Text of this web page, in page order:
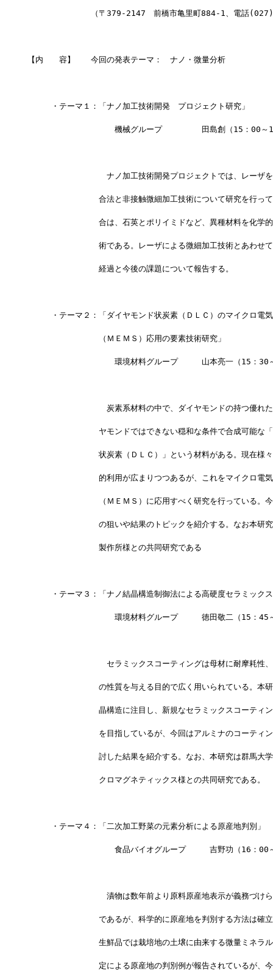
（〒379-2147　前橋市亀里町884-1、電話
【内　　容】　　今回の発表テーマ：　ナノ・微量分析
・テーマ１：「ナノ加工技術開発　プロジェクト研究」
機械グループ　　　　　田島創（15：00～15
ナノ加工技術開発プロジェクトでは、レーザを用
合法と非接触微細加工技術について研究を行ってい
合は、石英とポリイミドなど、異種材料を化学的に
術である。レーザによる微細加工技術とあわせて、
経過と今後の課題について報告する。
・テーマ２：「ダイヤモンド状炭素（ＤＬＣ）のマイクロ電気
（ＭＥＭＳ）応用の要素技術研究」
環境材料グループ　　　山本亮一（15：30～
炭素系材料の中で、ダイヤモンドの持つ優れた物
ヤモンドではできない穏和な条件で合成可能な「ダ
状炭素（ＤＬＣ）」という材料がある。現在様々な
的利用が広まりつつあるが、これをマイクロ電気機
（ＭＥＭＳ）に応用すべく研究を行っている。今回
の狙いや結果のトピックを紹介する。なお本研究は
製作所様との共同研究である
・テーマ３：「ナノ結晶構造制御法による高硬度セラミックス
環境材料グループ　　　徳田敬二（15：45～
セラミックスコーティングは母材に耐摩耗性、耐
の性質を与える目的で広く用いられている。本研究
晶構造に注目し、新規なセラミックスコーティング
を目指しているが、今回はアルミナのコーティング
討した結果を紹介する。なお、本研究は群馬大学工
クロマグネティックス様との共同研究である。
・テーマ４：「二次加工野菜の元素分析による原産地判別」
食品バイオグループ　　　吉野功（16：00～
漬物は数年前より原料原産地表示が義務づけられ
であるが、科学的に原産地を判別する方法は確立さ
生鮮品では栽培地の土壌に由来する微量ミネラルパ
定による原産地の判別例が報告されているが、今回